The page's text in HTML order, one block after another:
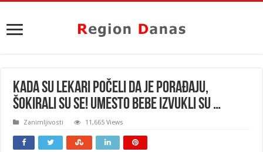
KADA SU LEKARI počeli da je porađaju,
šokirali su se! Umesto bebe izvukli su …
Zanimljivosti 11,665 Views